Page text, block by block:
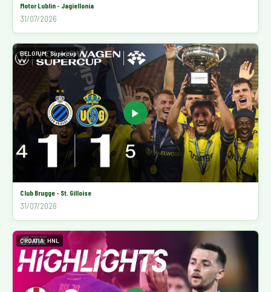
Motor Lublin - Jagiellonia
31/07/2026
▶
BELGIUM: Supercup
Club Brugge - St. Gilloise
31/07/2026
CROATIA: HNL